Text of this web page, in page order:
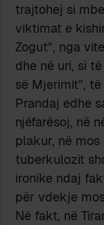
trajtohej si
viktimat e
Zogut”, nga
dhe në uri, si
së Mjerimit”,
Prandaj edhe
njëfarësoj, në
plakur, në
tuberkulozit
ironike ndaj
për vdekje
Në fakt, në